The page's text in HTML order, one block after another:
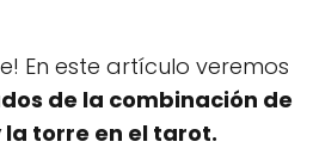
En este artículo veremos
de la combinación de
la torre en el tarot.